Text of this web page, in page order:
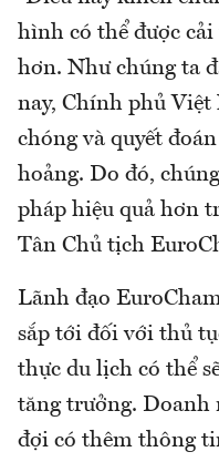
hình có thể được
hơn. Như chúng ta
nay, Chính phủ
chóng và quyết
hoảng. Do đó,
pháp hiệu quả hơn
Tân Chủ tịch
Lãnh đạo
sắp tới đối với thủ
thực du lịch có thể
tăng trưởng. Doanh
đợi có thêm thông